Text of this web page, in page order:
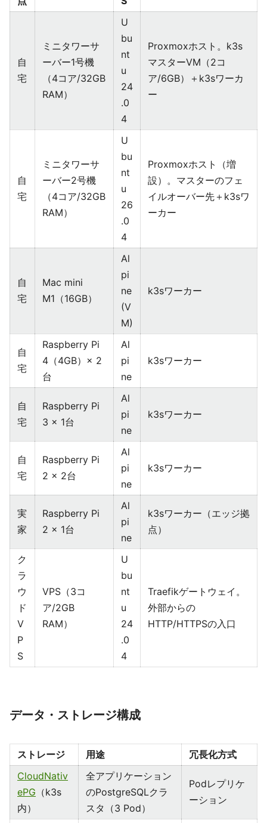
自
宅
ミニタワーサ
ーバー1号機
（4コア/32GB
RAM）
U
bu
nt
u
24
.0
4
Proxmoxホスト。k3s
マスターVM（2コ
ア/6GB）＋k3sワーカ
ー
自
宅
ミニタワーサ
ーバー2号機
（4コア/32GB
RAM）
U
bu
nt
u
26
.0
4
Proxmoxホスト（増
設）。マスターのフェ
イルオーバー先＋k3sワ
ーカー
自
宅
Mac mini
M1（16GB）
Al
pi
ne
(V
M)
k3sワーカー
自
宅
Raspberry Pi
4（4GB）× 2
台
Al
pi
ne
k3sワーカー
自
宅
Raspberry Pi
3 × 1台
Al
pi
ne
k3sワーカー
自
宅
Raspberry Pi
2 × 2台
Al
pi
ne
k3sワーカー
実
家
Raspberry Pi
2 × 1台
Al
pi
ne
k3sワーカー（エッジ拠
点）
ク
ラ
ウ
ド
V
P
S
VPS（3コ
ア/2GB
RAM）
U
bu
nt
u
24
.0
4
Traefikゲートウェイ。
外部からの
HTTP/HTTPSの入口
データ・ストレージ構成
ストレージ 用途
冗長化方式
CloudNativ
ePG （k3s
内）
全アプリケーション
のPostgreSQLクラ
スタ（3 Pod）
Podレプリケ
ーション